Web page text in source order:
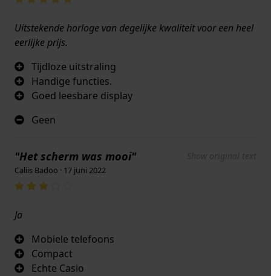
Uitstekende horloge van degelijke kwaliteit voor een heel
eerlijke prijs.
Tijdloze uitstraling
Handige functies.
Goed leesbare display
Geen
"Het scherm was mooi" Show original text
Caliis Badoo · 17 juni 2022
Ja
Mobiele telefoons
Compact
Echte Casio